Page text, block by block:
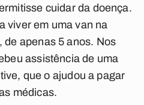
cuidar da doença.
viver em uma van na
de apenas 5 anos. Nos
assistência de uma
que o ajudou a pagar
médicas.